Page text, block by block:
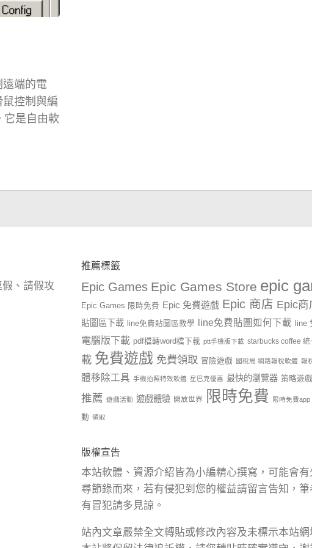
端的電
控制與編
它是自由軟
假、請假攻
推薦標籤
Epic Games Epic Games Store epic
Epic Games 限時免費 Epic 免費遊戲 Epic 商店 Epic商
貼圖區下載
line免費貼圖區教學 line免費貼圖如何下載 line
電腦版下載 pdf檔轉word檔下載 ptt手機版下載 starbucks coffee
載 免費遊戲 免費領取 冒險遊戲 國稅局 網路報稅軟體 報
體移除工具 手機拍照特效軟體 星巴克優惠 最快的瀏覽器 策略遊戲
推薦 遊戲活動 遊戲體驗 開放世界 限時免費 限時免費app
動 領取
版權宣告
本站軟體、資源介紹皆為小編精心撰寫，可能會
尋節錄而來，若有侵犯到您的權益請留言告知，
有冒犯請多見諒。
站內文章嚴禁全文轉貼或修改內容及未標示本站